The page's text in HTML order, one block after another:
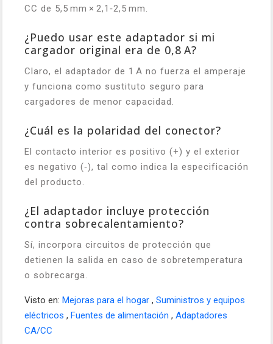
CC de 5,5 mm × 2,1‑2,5 mm.
¿Puedo usar este adaptador si mi
cargador original era de 0,8 A?
Claro, el adaptador de 1 A no fuerza el amperaje
y funciona como sustituto seguro para
cargadores de menor capacidad.
¿Cuál es la polaridad del conector?
El contacto interior es positivo (+) y el exterior
es negativo (‑), tal como indica la especificación
del producto.
¿El adaptador incluye protección
contra sobrecalentamiento?
Sí, incorpora circuitos de protección que
detienen la salida en caso de sobretemperatura
o sobrecarga.
Visto en: Mejoras para el hogar , Suministros y equipos
eléctricos , Fuentes de alimentación , Adaptadores
CA/CC